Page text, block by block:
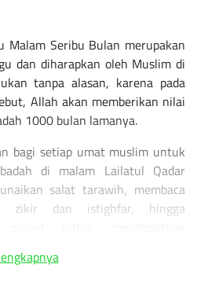
Malam Seribu Bulan merupakan
dan diharapkan oleh Muslim di
tanpa alasan, karena pada
Allah akan memberikan nilai
1000 bulan lamanya.
bagi setiap umat muslim untuk
di malam Lailatul Qadar
salat tarawih, membaca
zikir dan istighfar, hingga